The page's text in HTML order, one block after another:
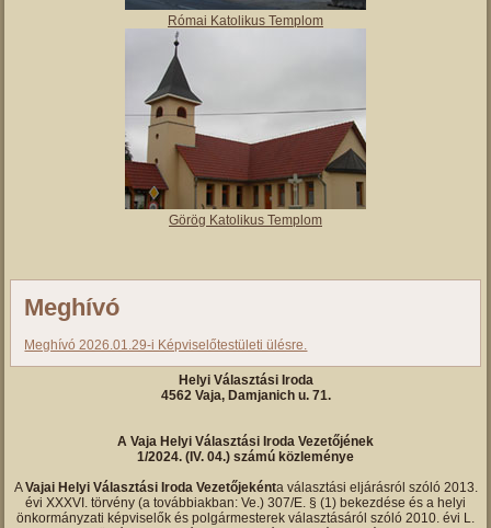
Római Katolikus Templom
Görög Katolikus Templom
Meghívó
Meghívó 2026.01.29-i Képviselőtestületi ülésre.
Helyi Választási Iroda
4562 Vaja, Damjanich u. 71.
A Vaja Helyi Választási Iroda Vezetőjének
1/2024. (IV. 04.) számú közleménye
AVajai Helyi Választási Iroda Vezetőjekénta választási eljárásról szóló 2013.
évi XXXVI. törvény (a továbbiakban: Ve.) 307/E. § (1) bekezdése és a helyi
önkormányzati képviselők és polgármesterek választásáról szóló 2010. évi L.